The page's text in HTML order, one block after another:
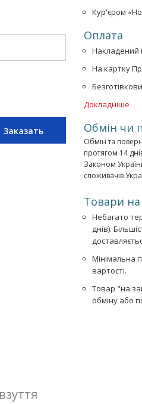
Заказать
Кур'єром
Оплата
Накладений
На картку
Докладніше
Обмін чи
Обмін та
протягом 14
Законом
споживачів
Товари
Небагато
днів).
Мінімальна
вартості.
Товар "на
обміну або